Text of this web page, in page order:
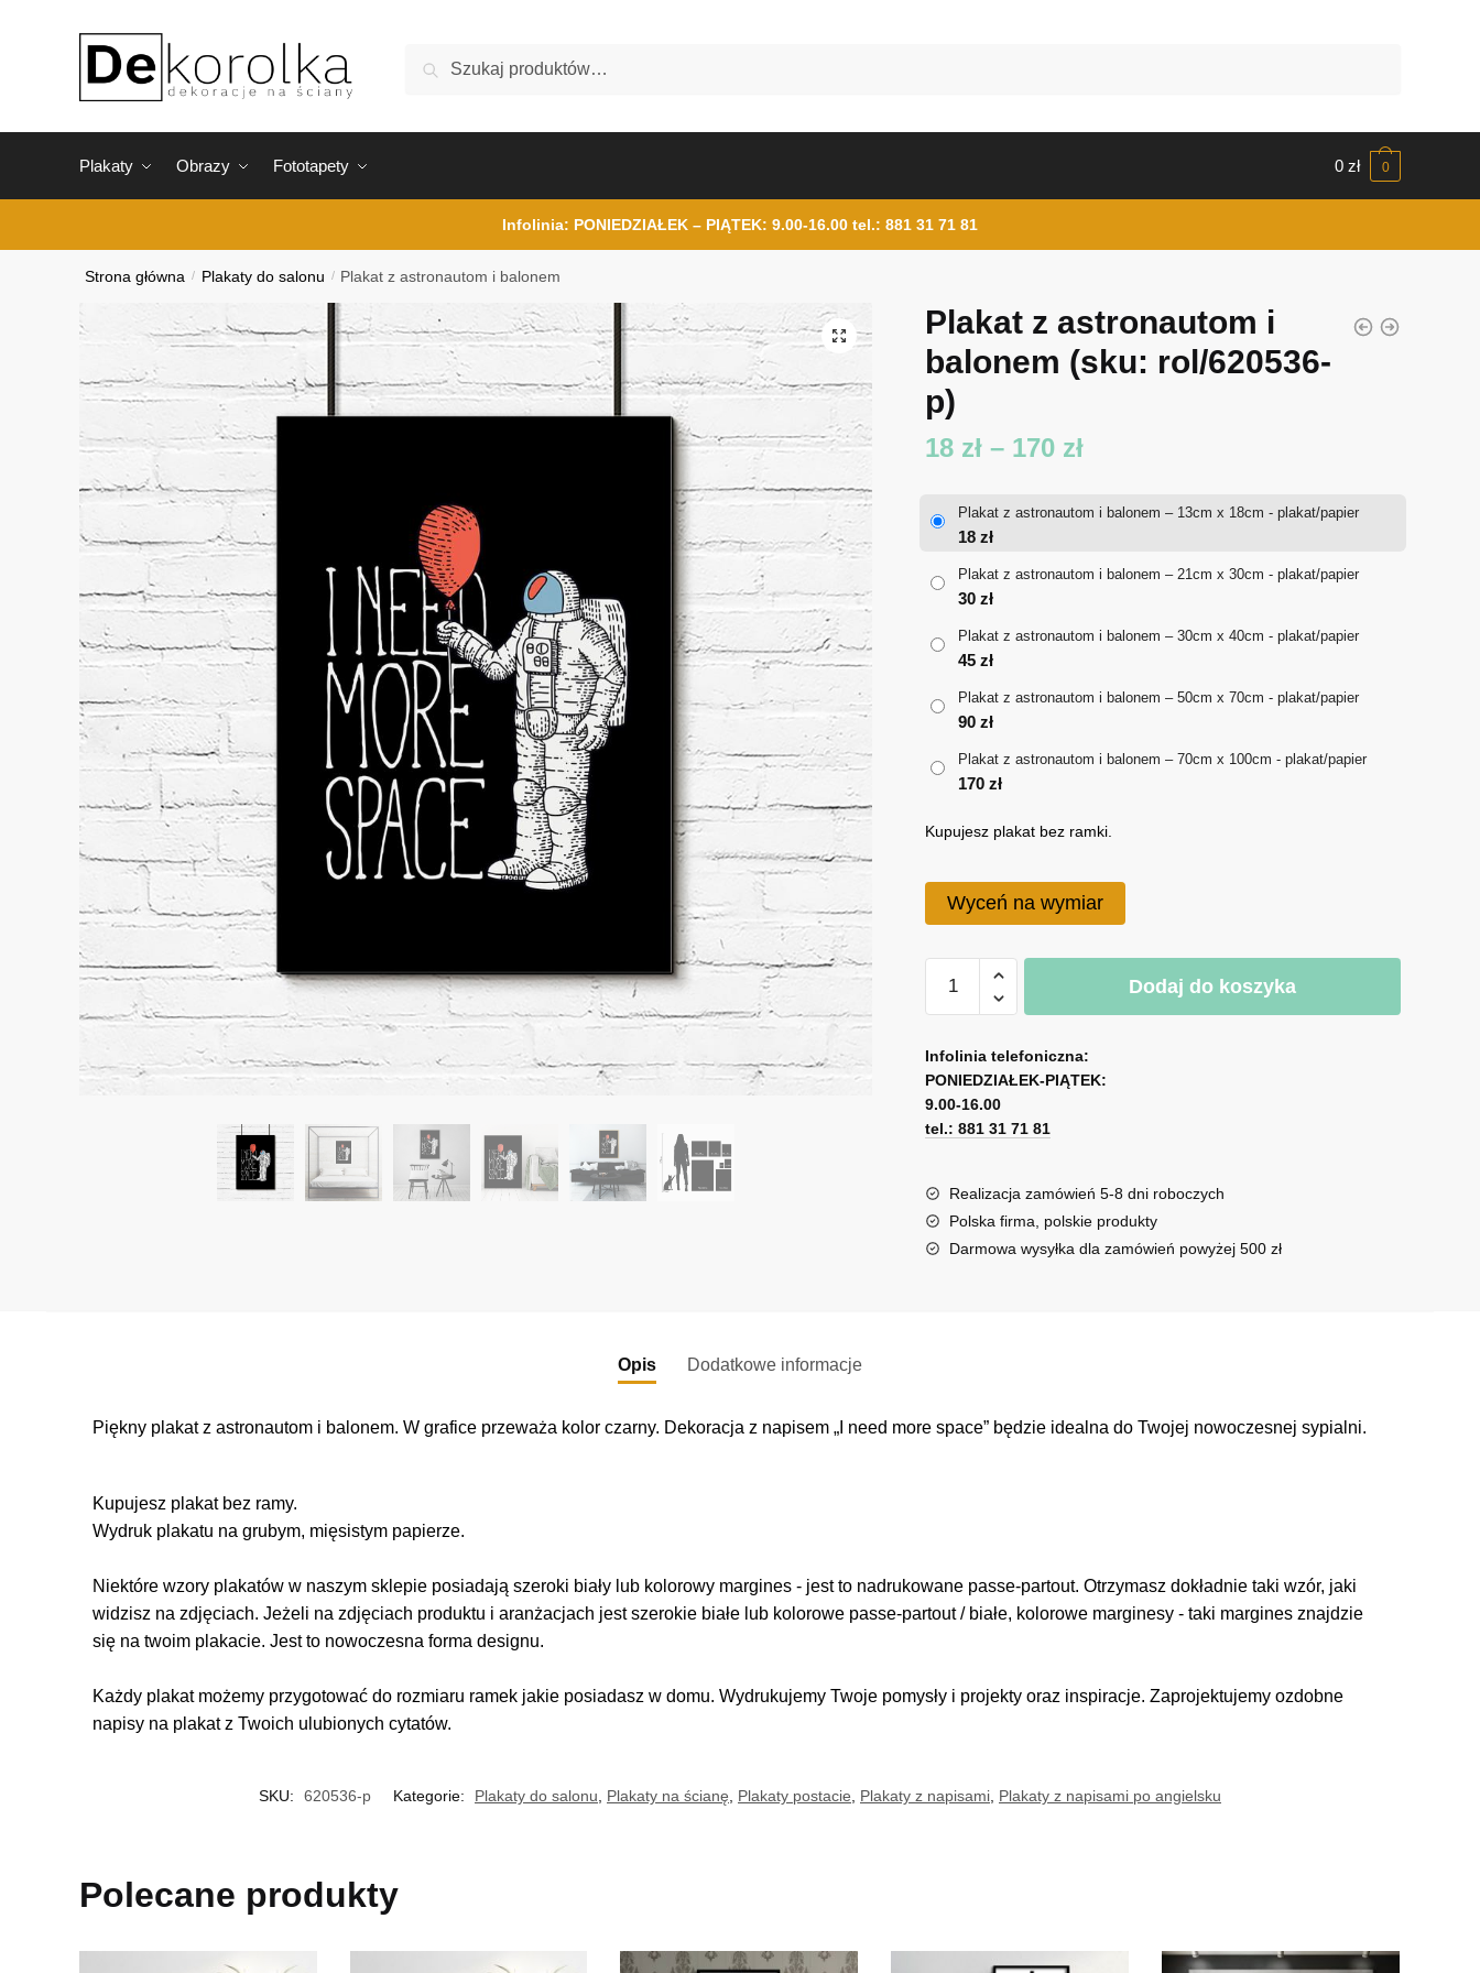
Szukaj
Plakaty Obrazy Fototapety 0 zł 0
Infolinia: PONIEDZIAŁEK – PIĄTEK: 9.00-16.00 tel.: 881 31 71 81
Strona główna / Plakaty do salonu / Plakat z astronautom i balonem
Plakat z astronautom i
balonem (sku: rol/620536-
p)
18 zł – 170 złZakres
18 zł
Plakat z astronautom i balonem – 13cm x 18cm - plakat/papier
18 zł
Plakat z astronautom i balonem – 21cm x 30cm - plakat/papier
30 zł
Plakat z astronautom i balonem – 30cm x 40cm - plakat/papier
45 zł
Plakat z astronautom i balonem – 50cm x 70cm - plakat/papier
90 zł
Plakat z astronautom i balonem – 70cm x 100cm - plakat/papier
170 zł
Kupujesz plakat bez ramki.
Wyceń na wymiar
Plakat
astronautom
i
balonem
Dodaj do koszyka
l
t
e
r
a
t
i
Infolinia telefoniczna:
PONIEDZIAŁEK-PIĄTEK:
9.00-16.00
tel.: 881 31 71 81
Realizacja zamówień 5-8 dni roboczych
Polska firma, polskie produkty
Darmowa wysyłka dla zamówień powyżej 500 zł
Opis Dodatkowe informacje
Piękny plakat z astronautom i balonem. W grafice przeważa kolor czarny. Dekoracja z napisem „I need more space” będzie idealna do Twojej nowoczesnej sypialni.
Kupujesz plakat bez ramy.
Wydruk plakatu na grubym, mięsistym papierze.
Niektóre wzory plakatów w naszym sklepie posiadają szeroki biały lub kolorowy margines - jest to nadrukowane passe-partout. Otrzymasz dokładnie taki wzór, jaki
widzisz na zdjęciach. Jeżeli na zdjęciach produktu i aranżacjach jest szerokie białe lub kolorowe passe-partout / białe, kolorowe marginesy - taki margines znajdzie
się na twoim plakacie. Jest to nowoczesna forma designu.
Każdy plakat możemy przygotować do rozmiaru ramek jakie posiadasz w domu. Wydrukujemy Twoje pomysły i projekty oraz inspiracje. Zaprojektujemy ozdobne
napisy na plakat z Twoich ulubionych cytatów.
SKU: 620536-p Kategorie: Plakaty do salonu, Plakaty na ścianę, Plakaty postacie, Plakaty z napisami, Plakaty z napisami po angielsku
Polecane produkty